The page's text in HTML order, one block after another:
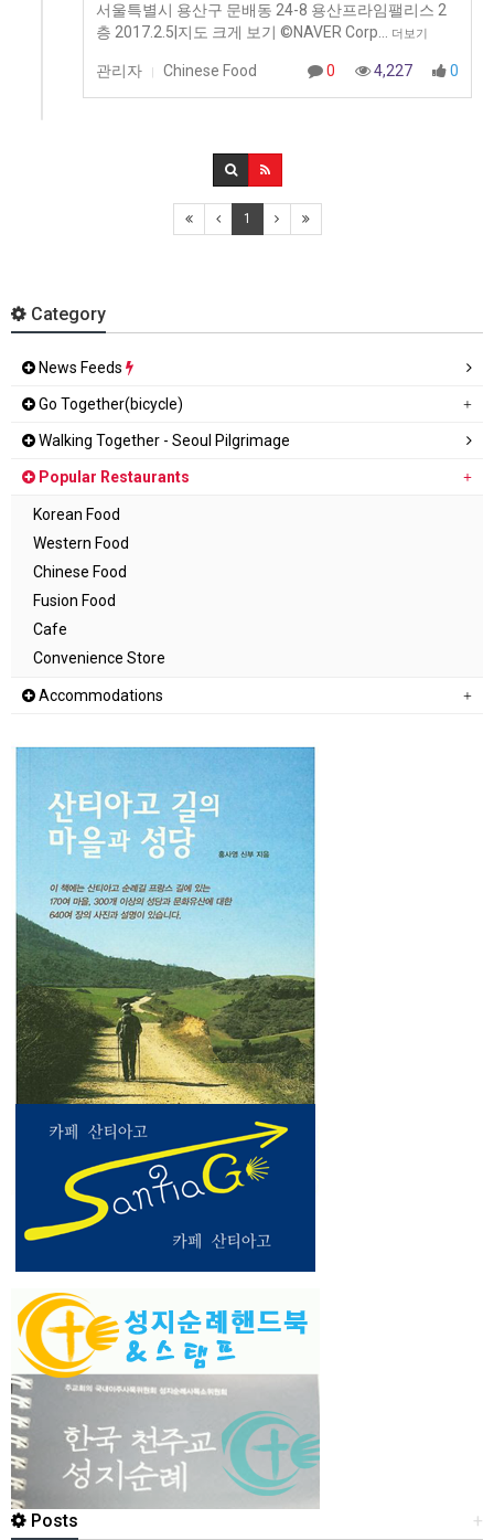
서울특별시 용산구 문배동 24-8 용산프라임팰리스 2
층 2017.2.5|지도 크게 보기 ©NAVER Corp…
더보기
관리자 Chinese Food 0 4,227 0
1
Category
News Feeds
Go Together(bicycle)
Walking Together - Seoul Pilgrimage
Popular Restaurants
Korean Food
Western Food
Chinese Food
Fusion Food
Cafe
Convenience Store
Accommodations
+
Posts